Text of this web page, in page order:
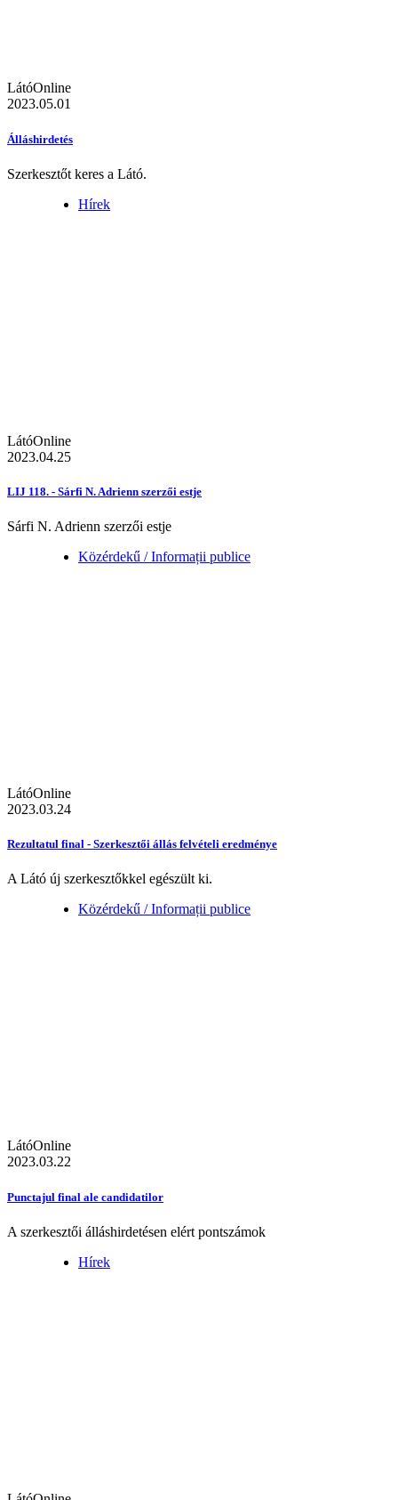
LátóOnline
2023.05.01
Álláshirdetés
Szerkesztőt keres a Látó.
Hírek
LátóOnline
2023.04.25
LIJ 118. - Sárfi N. Adrienn szerzői estje
Sárfi N. Adrienn szerzői estje
Közérdekű / Informații publice
LátóOnline
2023.03.24
Rezultatul final - Szerkesztői állás felvételi eredménye
A Látó új szerkesztőkkel egészült ki.
Közérdekű / Informații publice
LátóOnline
2023.03.22
Punctajul final ale candidatilor
A szerkesztői álláshirdetésen elért pontszámok
Hírek